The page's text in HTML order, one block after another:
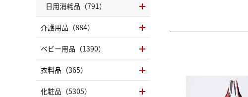
日用消耗品（791）
介護用品（884）
ベビー用品（1390）
衣料品（365）
化粧品（5305）